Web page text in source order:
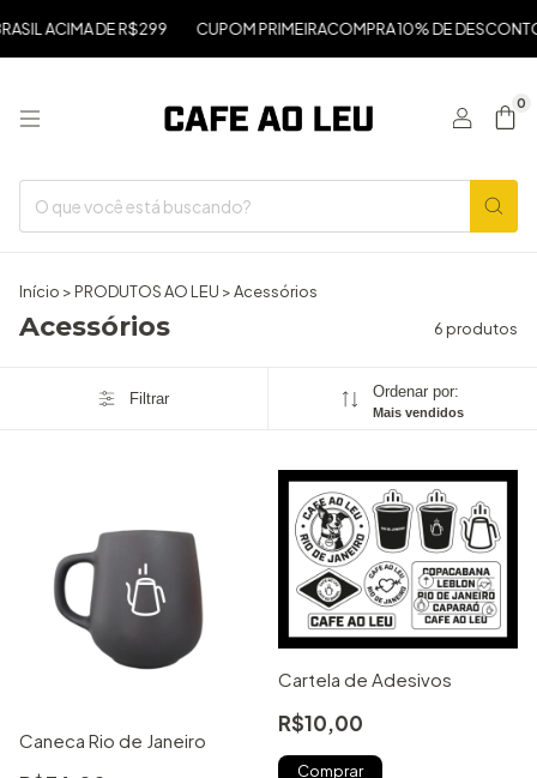
ACIMA DE R$299 CUPOM PRIMEIRACOMPRA 10% DE DESCONTO
0
Início > PRODUTOS AO LEU >Acessórios
Acessórios 6 produtos
Filtrar Ordenar por:
Mais vendidos
Caneca Rio de Janeiro
Cartela de Adesivos
R$10,00